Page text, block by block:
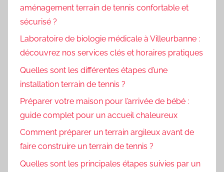
aménagement terrain de tennis confortable et
sécurisé ?
Laboratoire de biologie médicale à Villeurbanne :
découvrez nos services clés et horaires pratiques
Quelles sont les différentes étapes d’une
installation terrain de tennis ?
Préparer votre maison pour l’arrivée de bébé :
guide complet pour un accueil chaleureux
Comment préparer un terrain argileux avant de
faire construire un terrain de tennis ?
Quelles sont les principales étapes suivies par un